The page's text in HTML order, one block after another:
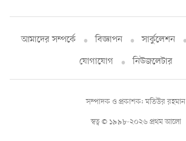
আমাদের সম্পর্কে বিজ্ঞাপন সার্কুলেশন
যোগাযোগ
নিউজলেটার
স্বত্ব © ১৯৯৮-২০২৬ প্রথম আলো
সম্পাদক ও প্রকাশক: মতিউর রহমান